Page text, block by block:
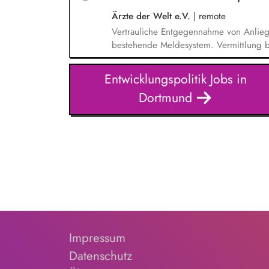
Dialogseminare.
Ärzte der Welt e.V. | remote
Vertrauliche Entgegennahme von
bestehende Meldesystem.
Klärungsprozessen. Konzeption und
Sensibilisierungsformaten.
Verhaltenskodizes und dem
Beschwerdekultur innerhalb der
Entwicklungspolitik Jobs in
Dortmund
Impressum
Datenschutz